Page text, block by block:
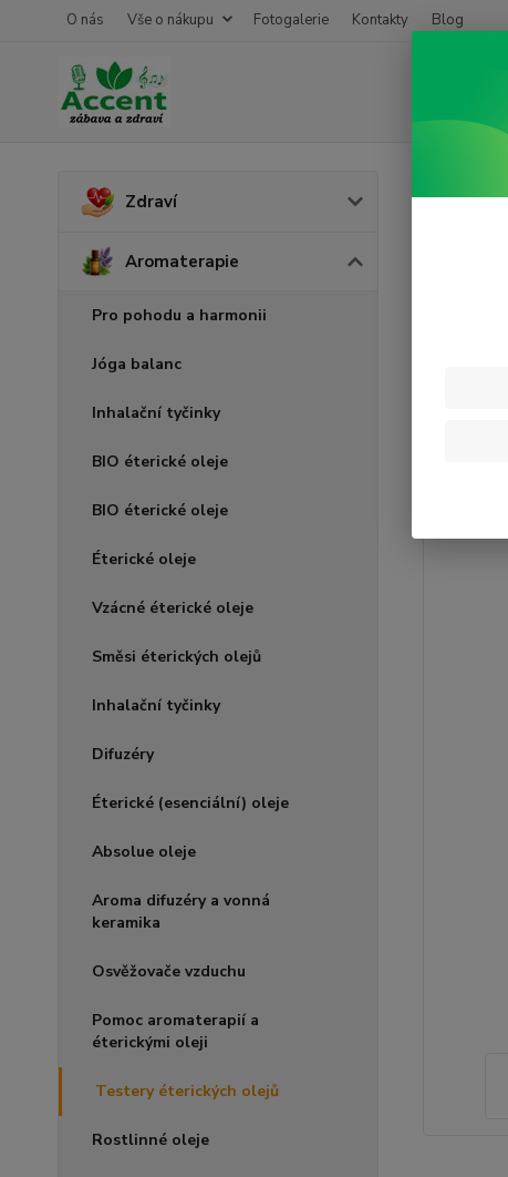
O nás Vše o nákupu Fotogalerie Kontakty Blog
Zdraví
Aromaterapie
Pro pohodu a harmonii
Jóga balanc
Inhalační tyčinky
BIO éterické oleje
BIO éterické oleje
Éterické oleje
Vzácné éterické oleje
Směsi éterických olejů
Inhalační tyčinky
Difuzéry
Éterické (esenciální) oleje
Absolue oleje
Aroma difuzéry a vonná
keramika
Osvěžovače vzduchu
Pomoc aromaterapií a
éterickými oleji
Testery éterických olejů
Rostlinné oleje
Bio